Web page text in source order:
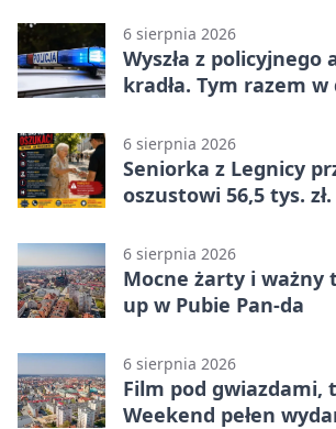
6 sierpnia 2026
Wyszła z policyjnego
kradła. Tym razem
6 sierpnia 2026
Seniorka z Legnicy
oszustowi 56,5 tys. zł.
6 sierpnia 2026
Mocne żarty i ważny
up w Pubie Pan-da
6 sierpnia 2026
Film pod gwiazdami,
Weekend pełen